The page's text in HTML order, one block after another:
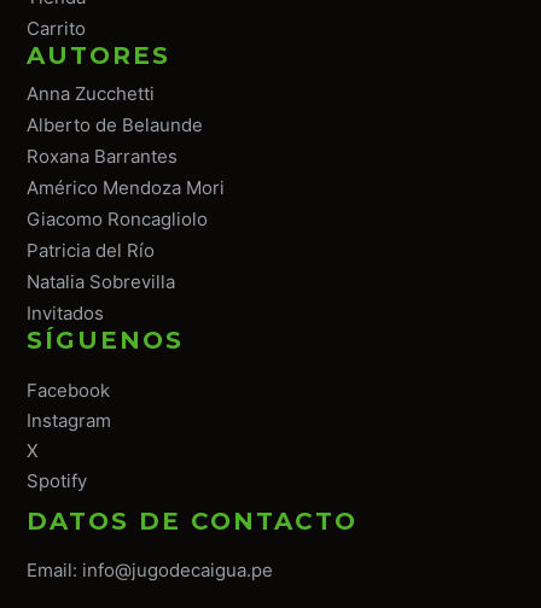
Carrito
AUTORES
Anna Zucchetti
Alberto de Belaunde
Roxana Barrantes
Américo Mendoza Mori
Giacomo Roncagliolo
Patricia del Río
Natalia Sobrevilla
Invitados
SÍGUENOS
Facebook
Instagram
X
Spotify
DATOS DE CONTACTO
Email: info@jugodecaigua.pe